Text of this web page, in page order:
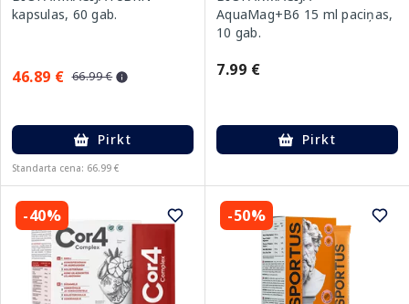
kapsulas, 60 gab.
46.89 € 66.99 €
Pirkt
Standarta cena: 66.99 €
AquaMag+B6 15 ml paciņas,
10 gab.
7.99 €
Pirkt
-40% -50%